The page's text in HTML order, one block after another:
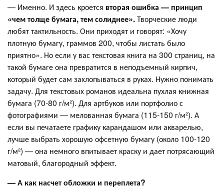
— Именно. И здесь кроется вторая ошибка — принцип
«чем толще бумага, тем солиднее».Творческие люди
любят тактильность. Они приходят и говорят: «Хочу
плотную бумагу, граммов 200, чтобы листать было
приятно». Но если у вас текстовая книга на 300 страниц, на
такой бумаге она превратится в неподъемный кирпич,
который будет сам захлопываться в руках. Нужно понимать
задачу. Для текстовых романов идеальна пухлая книжная
бумага (70-80 г/м²). Для артбуков или портфолио с
фотографиями — мелованная бумага (115-150 г/м²). А
если вы печатаете графику карандашом или акварелью,
лучше выбрать хорошую офсетную бумагу (около 100-120
г/м²) — она немного впитывает краску и дает потрясающий
матовый, благородный эффект.
— А как насчет обложки и переплета?